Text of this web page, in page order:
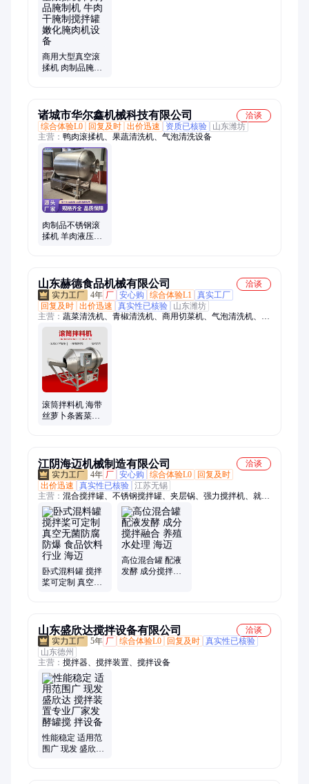
菜加工设备、打浆机、灌肠机、拌馅机、cip清洗机、烟熏炉、真
空包装机、斩拌机、夹层锅、甩水机、盐水注射机、真空滚揉
机、杀菌罐
商用大型真空滚
揉机 肉制品腌制
诸城市华尔鑫机械科技有限公司
洽谈
综合体验L0
回复及时 出价迅速 资质已核验
山东潍坊
主营： 鸭肉滚揉机、果蔬清洗机、气泡清洗设备
肉制品不锈钢滚
揉机 羊肉液压滚
山东赫德食品机械有限公司
洽谈
4年 厂 安心购 综合体验L1 真实工厂
回复及时 出价迅速 真实性已核验
山东潍坊
主营： 蔬菜清洗机、青椒清洗机、商用切菜机、气泡清洗机、双
头切菜机、山楂清洗设备、食堂切菜机器、果蔬清洗设备、香菜
清洗设备、油炸机、淋浆机、切丝机
滚筒拌料机 海带
丝萝卜条酱菜调
江阴海迈机械制造有限公司
洽谈
4年 厂 安心购 综合体验L0
回复及时
出价迅速
真实性已核验 江苏无锡
主营： 混合搅拌罐、不锈钢搅拌罐、夹层锅、强力搅拌机、就地
清洗机
卧式混料罐 搅拌
桨可定制 真空无
高位混合罐 配液
发酵 成分搅拌融
山东盛欣达搅拌设备有限公司
洽谈
5年 厂 综合体验L0 回复及时 真实性已核验
山东德州
主营： 搅拌器、搅拌装置、搅拌设备
性能稳定 适用范
围广 现发 盛欣达